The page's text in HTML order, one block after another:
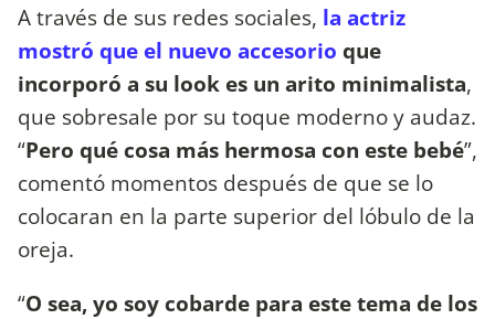
A través de sus redes sociales, la actriz
mostró que el nuevo accesorio que
incorporó a su look es un arito minimalista,
que sobresale por su toque moderno y audaz.
“Pero qué cosa más hermosa con este bebé”,
comentó momentos después de que se lo
colocaran en la parte superior del lóbulo de la
oreja.
“O sea, yo soy cobarde para este tema de los